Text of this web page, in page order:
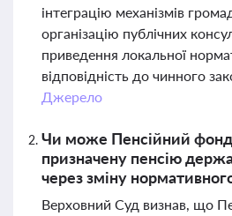
інтеграцію механізмів
організацію публічних
приведення локальної
відповідність до чинного
Джерело
Чи може Пенсійний
призначену пенсію
через зміну
Верховний Суд визнав, що